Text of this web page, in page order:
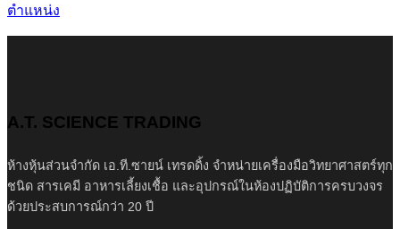
ตำแหน่ง
A.T. SCIENCE TRADING
ห้างหุ้นส่วนจำกัด เอ.ที.ซายน์ เทรดดิ้ง จำหน่ายเครื่องมือวิทยาศาสตร์ทุก
ชนิด สารเคมี อาหารเลี้ยงเชื้อ และอุปกรณ์ในห้องปฏิบัติการครบวงจร
ด้วยประสบการณ์กว่า 20 ปี